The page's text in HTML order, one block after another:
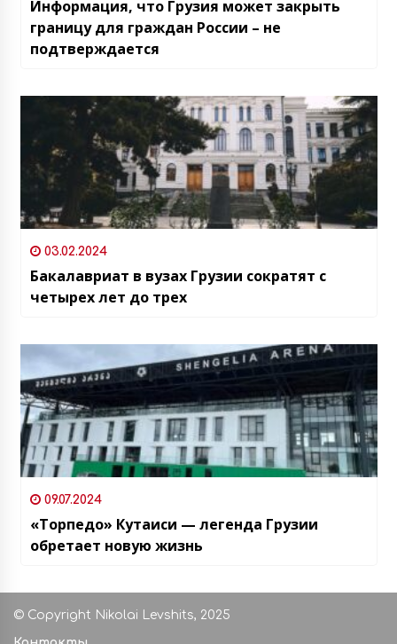
Информация, что Грузия может закрыть
границу для граждан России – не
подтверждается
03.02.2024
Бакалавриат в вузах Грузии сократят с
четырех лет до трех
09.07.2024
«Торпедо» Кутаиси — легенда Грузии
обретает новую жизнь
© Copyright Nikolai Levshits, 2025